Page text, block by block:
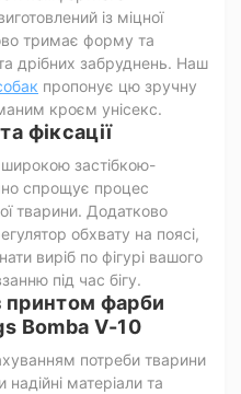
із міцної
тримає форму та
дрібних забруднень. Наш
пропонує цю зручну
кроєм унісекс.
фіксації
застібкою-
спрощує процес
тварини. Додатково
обхвату на поясі,
виріб по фігурі вашого
під час бігу.
принтом фарби
Bomba V-10
потреби тварини
матеріали та